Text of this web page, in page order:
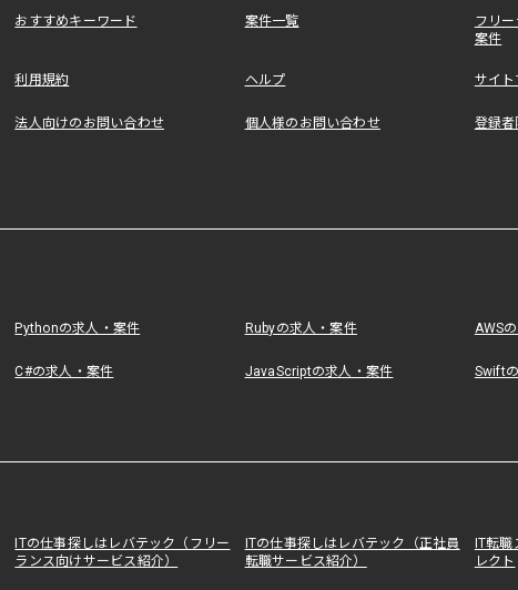
おすすめキーワード 案件一覧
フリ
案件
利用規約 ヘルプ サイ
法人向けのお問い合わせ 個人様のお問い合わせ 登録者
Pythonの求人・案件 Rubyの求人・案件 AWS
C#の求人・案件 JavaScriptの求人・案件 Swift
ITの仕事探しはレバテック（フリー
ランス向けサービス紹介）
ITの仕事探しはレバテック（正社員
転職サービス紹介）
IT転
レクト